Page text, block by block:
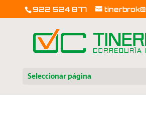
922 524 877
Seleccionar página